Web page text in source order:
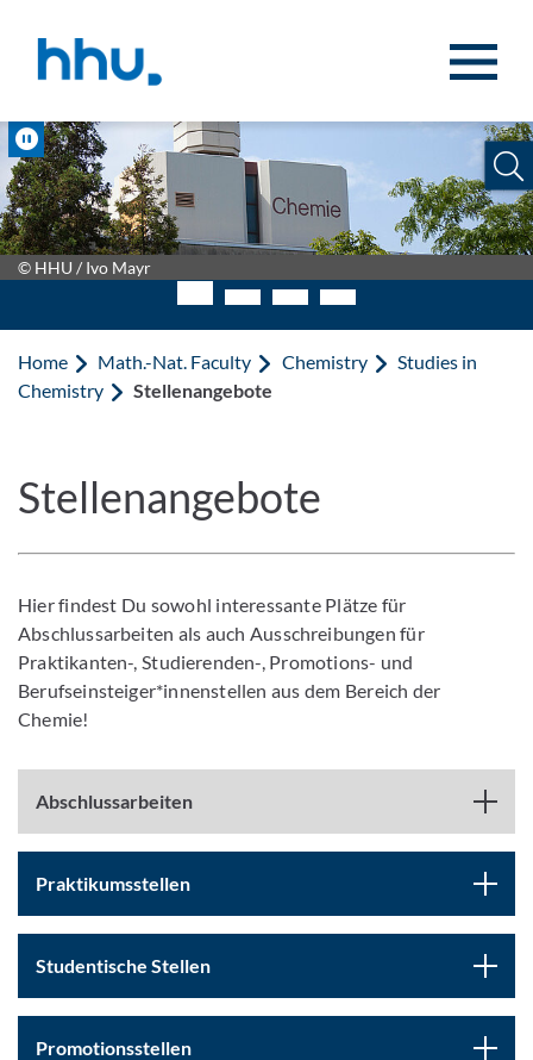
© HHU / Ivo Mayr
Pause
Home Math.-Nat. Faculty Chemistry
Studies in
Chemistry
Stellenangebote
Stellenangebote
Hier findest Du sowohl interessante Plätze für
Abschlussarbeiten als auch Ausschreibungen für
Praktikanten-, Studierenden-, Promotions- und
Berufseinsteiger*innenstellen aus dem Bereich der
Chemie!
Abschlussarbeiten
Praktikumsstellen
Studentische Stellen
Promotionsstellen